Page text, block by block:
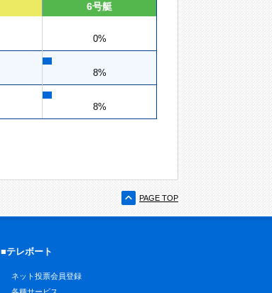
6号艇
0%
8%
8%
PAGE TOP
■テレボート
ネット投票会員登録